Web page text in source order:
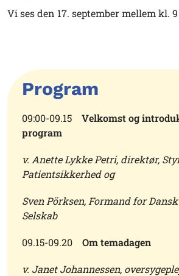
Vi ses den 17. september mellem kl. 9
Program
09:00-09.15 Velkomst og
program
v. Anette Lykke Petri, direktør,
Patientsikkerhed og
Sven Pörksen, Formand for
Selskab
09.15-09.20 Om temadagen
v. Janet Johannessen,